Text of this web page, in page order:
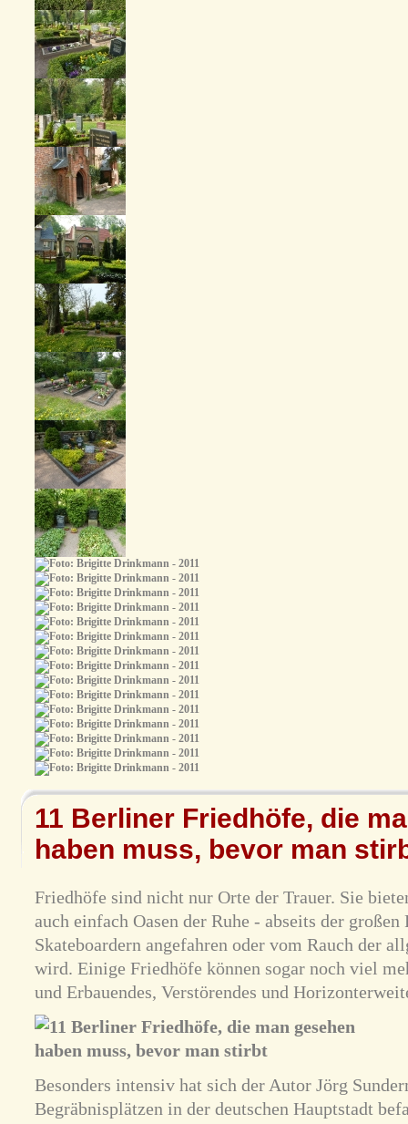
11 Berliner Friedhöfe, die
haben muss, bevor man
Friedhöfe sind nicht nur Orte der Trauer. Sie
auch einfach Oasen der Ruhe - abseits der
Skateboardern angefahren oder vom Rauch der
wird. Einige Friedhöfe können sogar noch viel
und Erbauendes, Verstörendes und
Besonders intensiv hat sich der Autor Jörg
Begräbnisplätzen in der deutschen Hauptstadt